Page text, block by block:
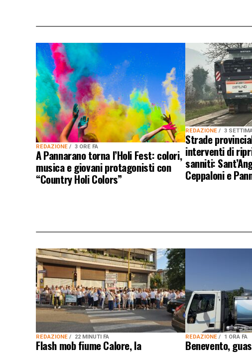
REDAZIONE 3 ORE FA
A Pannarano torna l’Holi Fest: colori,
musica e giovani protagonisti con
“Country Holi Colors”
REDAZIONE 3
Strade
interventi di
sanniti:
Ceppaloni e
REDAZIONE 22 MINUTI FA
Flash mob fiume Calore, la
REDAZIONE 1 ORA FA
Benevento,